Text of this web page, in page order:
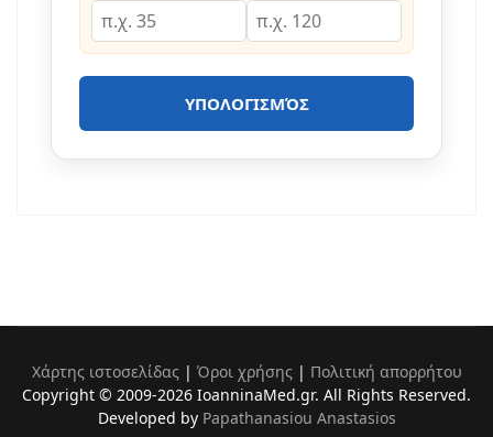
ΥΠΟΛΟΓΙΣΜΌΣ
Χάρτης ιστοσελίδας| Όροι χρήσης| Πολιτική απορρήτου
Copyright © 2009-2026 IoanninaMed.gr. All Rights Reserved.
Developed by Papathanasiou Anastasios